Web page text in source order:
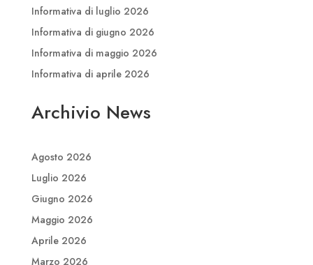
Informativa di luglio 2026
Informativa di giugno 2026
Informativa di maggio 2026
Informativa di aprile 2026
Archivio News
Agosto 2026
Luglio 2026
Giugno 2026
Maggio 2026
Aprile 2026
Marzo 2026